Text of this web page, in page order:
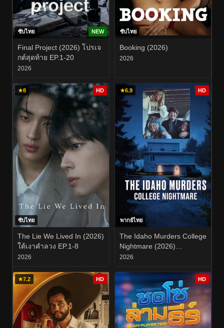
ซับไทย NEW
Final Project (2026) โปรเจ
กต์สุดท้าย EP.1-20
2026
ซับไทย
Booking (2026)
2026
★8 HD
ซับไทย
The Lie We Lived In (2026)
ใต้เงาคำลวง EP.1-8
2026
★6.9 HD
พากย์ไทย
The Idaho Murders College
Nightmare (2026)
ฆาตกรรมในไอดาโฮ ฝัน
3
2026
★7.2 HD HD